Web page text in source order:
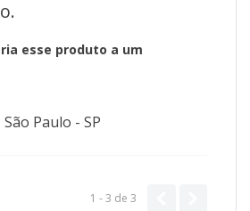
esse produto a um
São Paulo - SP
1 - 3 de 3